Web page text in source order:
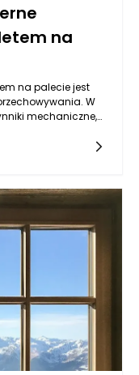
na
na palecie jest
W
mechaniczne,
na ten proces.
oraz ochronić